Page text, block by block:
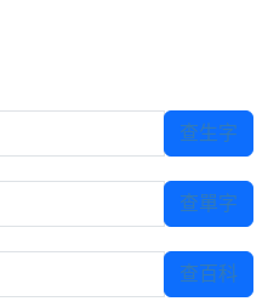
查生字
查單字
查百科